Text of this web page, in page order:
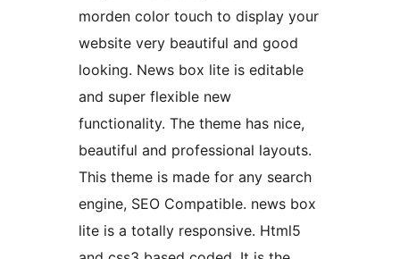
morden color touch to display your
website very beautiful and good
looking. News box lite is editable
and super flexible new
functionality. The theme has nice,
beautiful and professional layouts.
This theme is made for any search
engine, SEO Compatible. news box
lite is a totally responsive. Html5